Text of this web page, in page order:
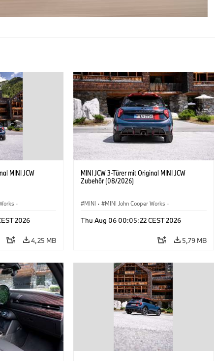
MINI JCW
·
2026
4,25 MB
MINI JCW 3-Türer mit Original MINI JCW
Zubehör (08/2026)
MINI · MINI John Cooper Works ·
Sonderausstattungen, Zubehör
Thu Aug 06 00:05:22 CEST 2026
5,79 MB